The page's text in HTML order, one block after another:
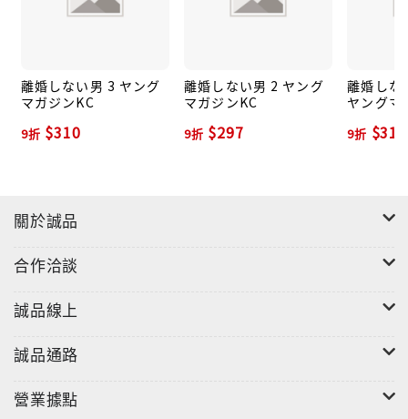
離婚しない男 3 ヤング
マガジンKC
9折 $310
離婚しない男 2 ヤング
マガジンKC
9折 $297
離婚しな
ヤングマ
9折 $319
關於誠品
合作洽談
誠品線上
誠品通路
營業據點